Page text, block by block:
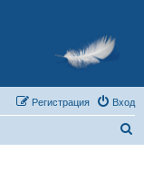
Вход
Регистрация